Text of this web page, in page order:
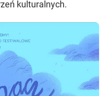
kulturalnych.